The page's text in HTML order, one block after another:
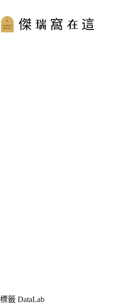
至
主
標籤 DataLab